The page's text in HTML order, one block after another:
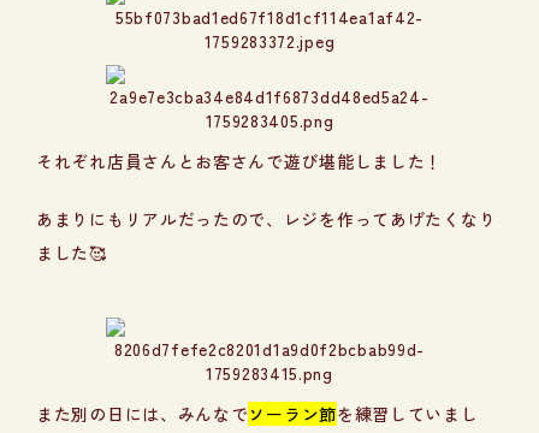
それぞれ店員さんとお客さんで遊び堪能しました！
あまりにもリアルだったので、レジを作ってあげたくなり
ました🥰
また別の日には、みんなでソーラン節を練習していまし